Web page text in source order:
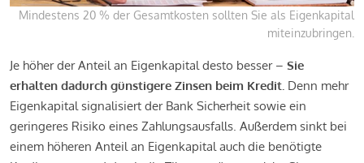
Mindestens 20 % der Gesamtkosten sollten Sie als Eigenkapital
miteinzubringen.
Je höher der Anteil an Eigenkapital desto besser – Sie
erhalten dadurch günstigere Zinsen beim Kredit. Denn mehr
Eigenkapital signalisiert der Bank Sicherheit sowie ein
geringeres Risiko eines Zahlungsausfalls. Außerdem sinkt bei
einem höheren Anteil an Eigenkapital auch die benötigte